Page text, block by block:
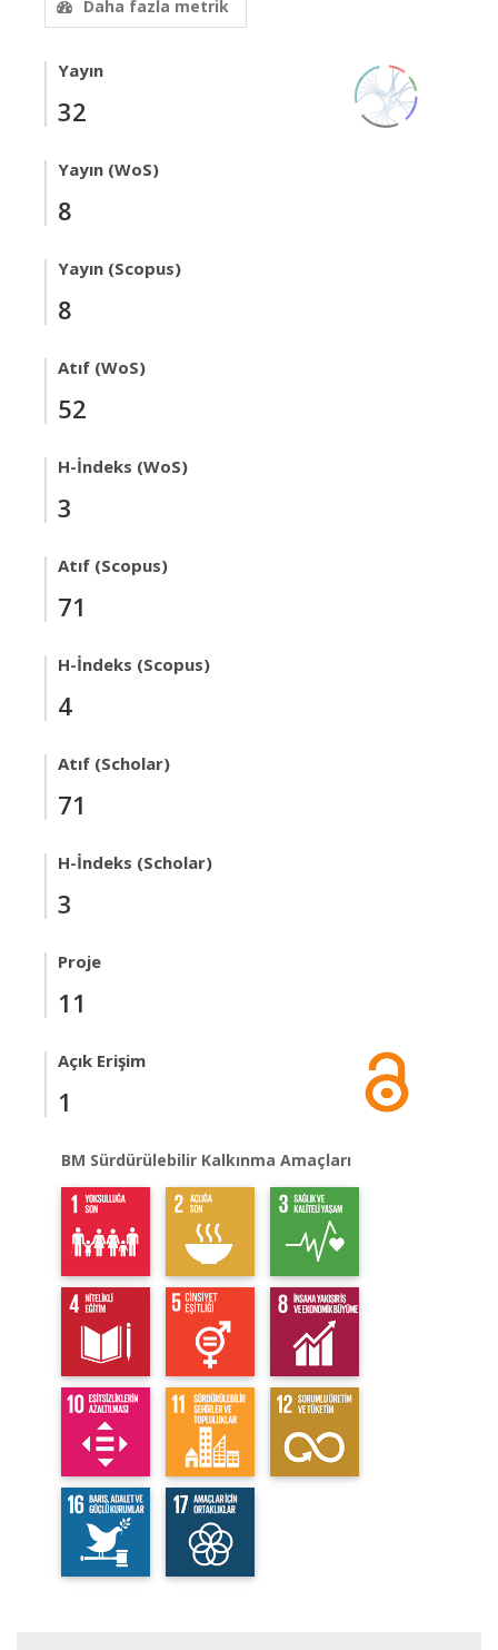
Daha fazla metrik
Yayın
32
Yayın (WoS)
8
Yayın (Scopus)
8
Atıf (WoS)
52
H-İndeks (WoS)
3
Atıf (Scopus)
71
H-İndeks (Scopus)
4
Atıf (Scholar)
71
H-İndeks (Scholar)
3
Proje
11
Açık Erişim
1
BM Sürdürülebilir Kalkınma Amaçları